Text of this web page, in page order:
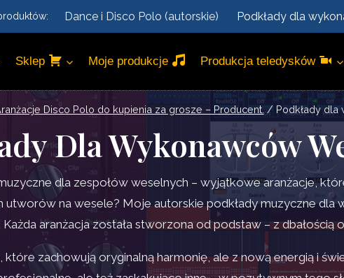
Dance i Disco Polo (autorskie) Podkłady dla
Sklep Moje produkcje Produkcja teledysków
Disco Polo do kupienia za grosze – Producent. / Podkłady
Dla Wykonawców
dla zespołów weselnych – wyjątkowe aranżacje,
utworów na wesele? Moje autorskie podkłady muzyczne
aranżacja została stworzona od podstaw – z dbałością
zachowują oryginalną harmonię, ale z nową energią i